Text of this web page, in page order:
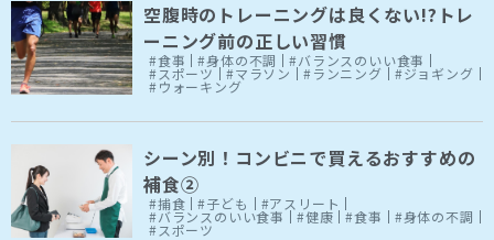
空腹時のトレーニングは良くない!?トレ
ーニング前の正しい習慣
#食事 #身体の不調 #バランスのいい食事
#スポーツ #マラソン #ランニング #ジョギング
#ウォーキング
シーン別！コンビニで買えるおすすめの
補食②
#捕食 #子ども #アスリート
#バランスのいい食事 #健康 #食事 #身体の不調
#スポーツ